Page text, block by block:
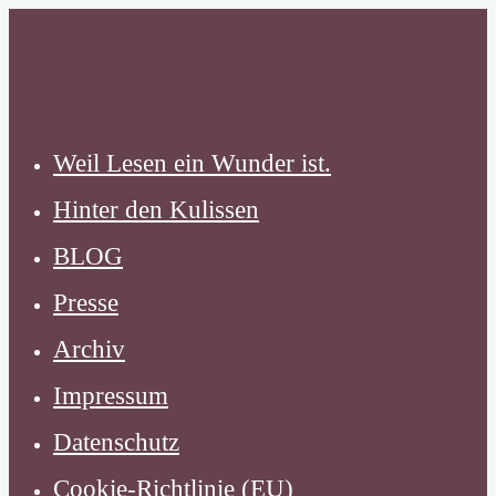
Weil Lesen ein Wunder ist.
Hinter den Kulissen
BLOG
Presse
Archiv
Impressum
Datenschutz
Cookie-Richtlinie (EU)